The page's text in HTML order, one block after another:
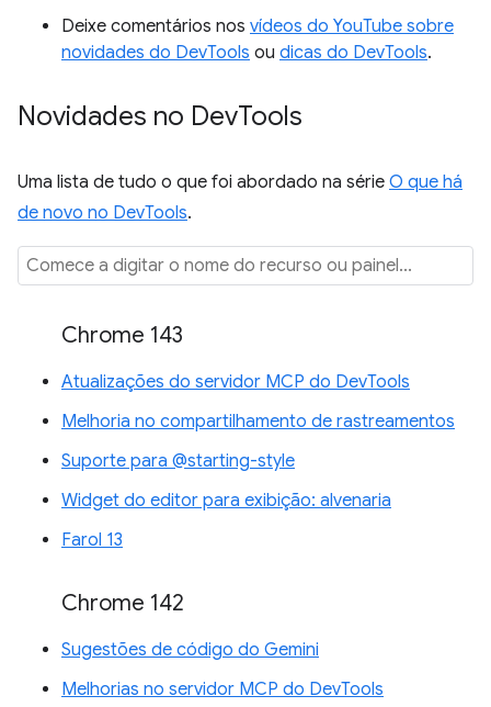
Deixe comentários nos vídeos do YouTube sobre
novidades do DevTools ou dicas do DevTools.
Novidades no DevTools
Uma lista de tudo o que foi abordado na série O que há
de novo no DevTools.
Chrome 143
Atualizações do servidor MCP do DevTools
Melhoria no compartilhamento de rastreamentos
Suporte para @starting-style
Widget do editor para exibição: alvenaria
Farol 13
Chrome 142
Sugestões de código do Gemini
Melhorias no servidor MCP do DevTools